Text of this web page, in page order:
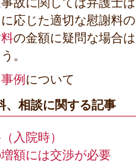
応じた適切な慰謝料
の金額に疑問な場合
。
例 について
、相談に関する記事
入院時）
額には交渉が必要